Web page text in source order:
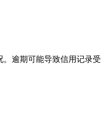
逾期可能导致信用记录受